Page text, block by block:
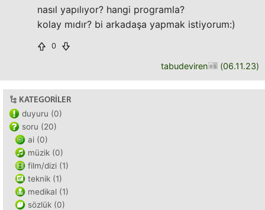
nasıl yapılıyor? hangi programla?
kolay mıdır? bi arkadaşa yapmak istiyorum:)
0
tabudeviren (06.11.23)
KATEGORILER
duyuru (0)
soru (20)
ai (0)
müzik (0)
film/dizi (1)
teknik (1)
medikal (1)
sözlük (0)